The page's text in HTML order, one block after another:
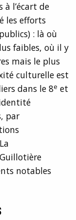
l’écart de
les efforts
: là où
faibles, où il y
mais le plus
culturelle est
dans le 8e et
par
notables